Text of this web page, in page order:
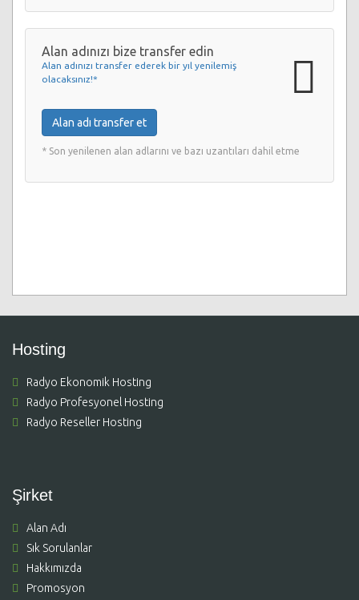
Alan adınızı bize transfer edin
Alan adınızı transfer ederek bir yıl yenilemiş
olacaksınız!*
Alan adı transfer et
* Son yenilenen alan adlarını ve bazı uzantıları dahil etme
Hosting
Radyo Ekonomik Hosting
Radyo Profesyonel Hosting
Radyo Reseller Hosting
Şirket
Alan Adı
Sık Sorulanlar
Hakkımızda
Promosyon